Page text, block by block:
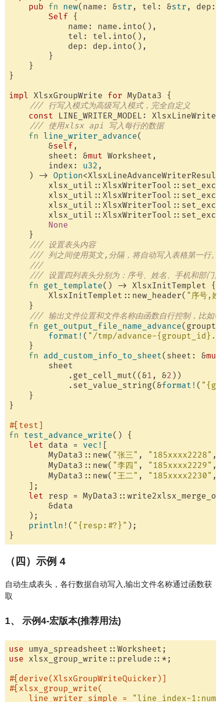
pub fn new(name: &str , tel: &str , dep:
Self {
            name: name.into(),
            tel: tel.into(),
            dep: dep.into(),
        }
    }
}
impl XlsxGroupWrite for MyData3 {
/// 行写入模式为高级写入模式，完全自定义
const LINE_WRITER_MODEL:
/// 使用xlsx api 写入每行的数据
fn line_writer_advance(
        &
self ,
        sheet: &
mut Worksheet,
        index:
u32 ,
    ) ->
Option
None
    }
/// 设置表头内容
/// 列之间使用英文,分隔，将自动写入表格第一行。
///
/// 设置四列表头分别为：序号、姓名、手机和部门
fn get_template() -> XlsxInitTemplet {
        XlsxInitTemplet::new_header(
"序号,
    }
/// 输出文件位置和文件名称由函数自行控制，比如
fn get_output_file_name_advance
format! ( "/tmp/advance-
    }
fn add_custom_info_to_sheet(sheet: &mut
        sheet
            .get_cell_mut((&
1 , &2 ))
            .set_value_string(&
format! (
    }
}
#[test]
fn test_advance_write() {
let data = vec! [
        MyData3::new(
"张三" , "185xxxx2228"
        MyData3::new(
"李四" , "185xxxx2229"
        MyData3::new(
"王二" , "185xxxx2230"
    ];
let resp =
        &data
    );
println! ( "{resp:#?}" );
（四）示例 4
自动生成表头，各行数据自动写入,输出文件名称通过函数获
取
1、 示例4-宏版本(推荐用法)
use
use xlsx_group_write::prelude::*;
#[derive(XlsxGroupWriteQuicker)]
#[xlsx_group_write(
    line_writer_simple =
"line_index-